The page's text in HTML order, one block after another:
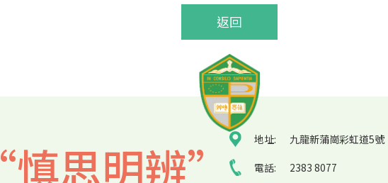
返回
“慎思明辨” 地址:
九龍新蒲崗彩虹道5號
電話:
2383 8077